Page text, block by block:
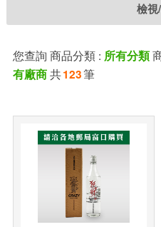
檢
您查詢 商品分類 : 所有分類
有廠商共123筆